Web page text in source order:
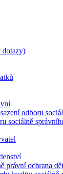
dotazy)
odboru
sociálně
právní ochrana